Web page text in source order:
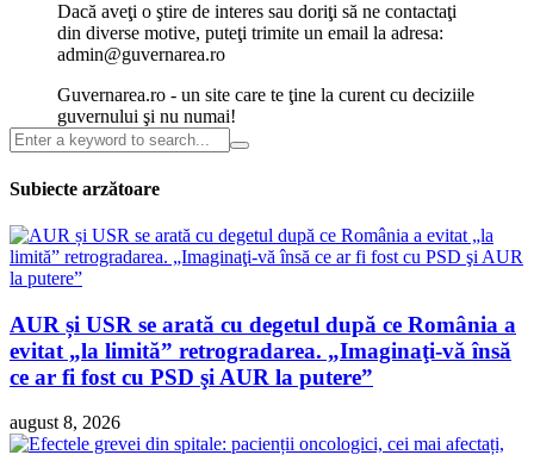
Dacă aveţi o ştire de interes sau doriţi să ne contactaţi
din diverse motive, puteţi trimite un email la adresa:
admin@guvernarea.ro
Guvernarea.ro - un site care te ţine la curent cu deciziile
guvernului şi nu numai!
Subiecte arzătoare
AUR și USR se arată cu degetul după ce România a
evitat „la limită” retrogradarea. „Imaginaţi-vă însă
ce ar fi fost cu PSD şi AUR la putere”
august 8, 2026